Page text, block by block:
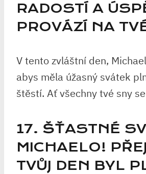
RADOSTÍ A
PROVÁZÍ NA
V tento zvláštní den,
abys měla úžasný svátek
štěstí. Ať všechny tvé sny
17. ŠŤASTNÉ
MICHAELO!
TVŮJ DEN BYL